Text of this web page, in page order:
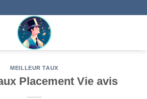
MEILLEUR TAUX
Placement Vie avis